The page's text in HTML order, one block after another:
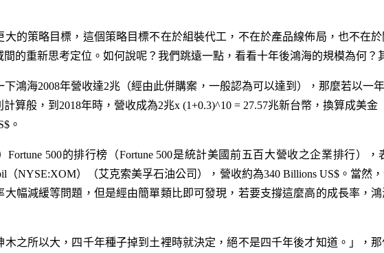
大的策略目標，這個策略目標不在於組裝代工，不在於產品線佈局，也不在
的重新思考定位。如何說呢？我們跳遠一點，看看十年後鴻海的規模為何？
鴻海2008年營收達2兆（經由此併購案，一般認為可以達到），那麼若以一
算般，到2018年時，營收成為2兆x (1+0.3)^10 = 27.57兆新台幣，換算成美金
。
Fortune 500的排行榜（Fortune 500是統計美國前五百大營收之企業排行）
（NYSE:XOM）（艾克索美孚石油公司），營收約為340 Billions US$。當然
大幅減緩等問題，但是經由簡單類比即可發現，若要支撐這麼高的成長率，
木之所以大，四千年種子掉到土裡時就決定，絕不是四千年後才知道。」，